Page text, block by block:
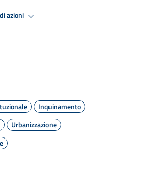
azioni
Inquinamento
Urbanizzazione